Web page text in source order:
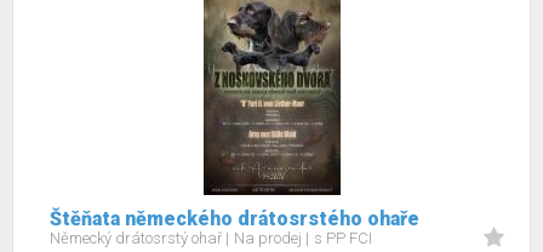
Štěňata německého drátosrstého ohaře
Německý drátosrstý ohař Na prodej s PP FCI